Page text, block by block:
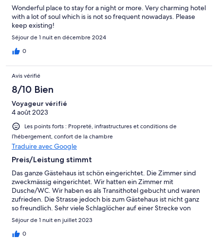
Wonderful place to stay for a night or more. Very charming hotel
with a lot of soul which is is not so frequent nowadays. Please
keep existing!
Séjour de 1 nuit en décembre 2024
0
Avis vérifié
8/10 Bien
Voyageur vérifié
4 août 2023
Les points forts : Propreté, infrastructures et conditions de
l’hébergement, confort de la chambre
Traduire avec Google
Preis/Leistung stimmt
Das ganze Gästehaus ist schön eingerichtet. Die Zimmer sind
zweckmässig eingerichtet. Wir hatten ein Zimmer mit
Dusche/WC. Wir haben es als Transithotel gebucht und waren
zufrieden. Die Strasse jedoch bis zum Gästehaus ist nicht ganz
so freundlich. Sehr viele Schlaglöcher auf einer Strecke von
40Km. Der Service war nicht so überzeugend. Wir haben
mehrmals geschrieben, dass wir spät ankommen würden und
haben nie eine Rückmeldung erhalten. Zum Glück kamen wir
Séjour de 1 nuit en juillet 2023
0